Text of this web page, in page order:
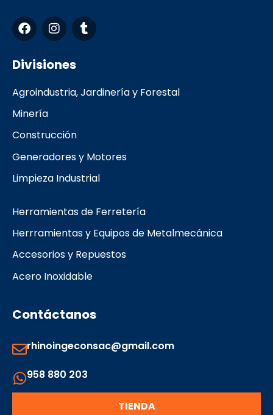
F
a
c
e
b
o
k
I
n
s
t
a
r
T
u
m
Divisiones
Agroindustria, Jardinería y Forestal
Minería
Construcción
Generadores y Motores
Limpieza Industrial
Herramientas de Ferretería
Herrramientas y Equipos de Metalmecánica
Accesorios y Repuestos
Acero Inoxidable
Contáctanos
rhinoingeconsac@gmail.com
958 880 203
TIENDA